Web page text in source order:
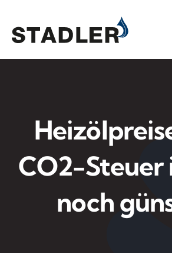
Inhalt
springen
CO2-Steuer
noch